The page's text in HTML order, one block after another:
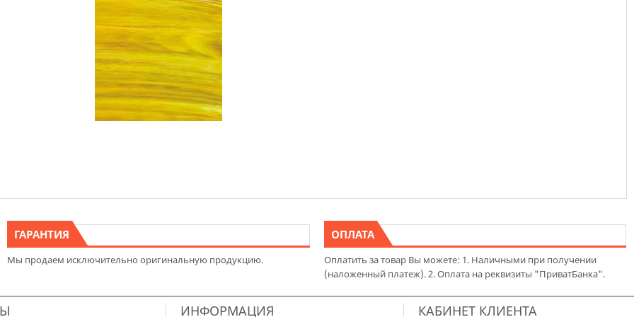
ГАРАНТИЯ
Мы продаем исключительно оригинальную продукцию.
ОПЛАТА
Оплатить за товар Вы можете: 1. Наличными при получении
(наложенный платеж). 2. Оплата на реквизиты "ПриватБанка".
ИНФОРМАЦИЯ КАБИНЕТ КЛИЕНТА